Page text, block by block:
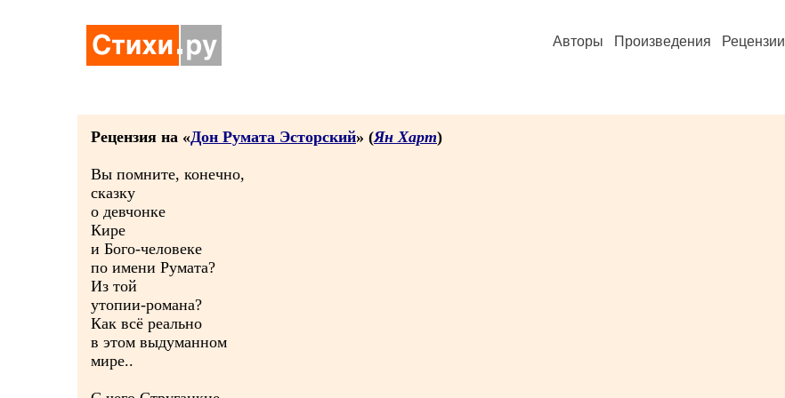
Авторы Произведения Рецензии
Рецензия на «Дон Румата Эсторский» (Ян Харт)
Вы помните, конечно,
сказку
о девчонке
Кире
и Бого-человеке
по имени Румата?
Из той
утопии-романа?
Как всё реально
в этом выдуманном
мире..